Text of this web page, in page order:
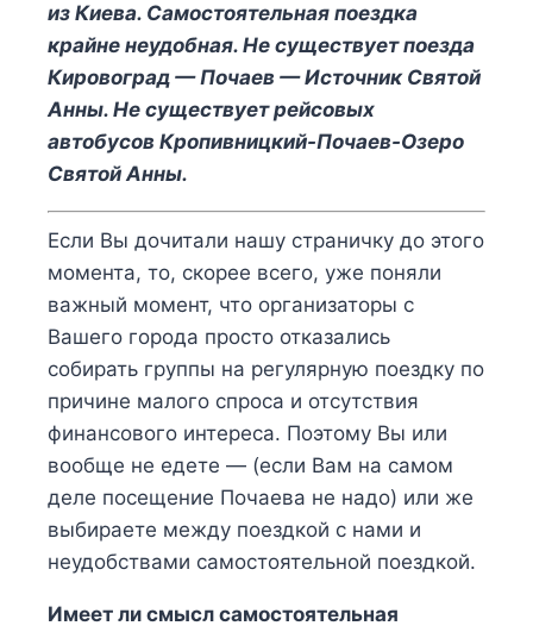
из Киева. Самостоятельная поездка
крайне неудобная. Не существует поезда
Кировоград — Почаев — Источник Святой
Анны. Не существует рейсовых
автобусов Кропивницкий-Почаев-Озеро
Святой Анны.
Если Вы дочитали нашу страничку до этого
момента, то, скорее всего, уже поняли
важный момент, что организаторы с
Вашего города просто отказались
собирать группы на регулярную поездку по
причине малого спроса и отсутствия
финансового интереса. Поэтому Вы или
вообще не едете — (если Вам на самом
деле посещение Почаева не надо) или же
выбираете между поездкой с нами и
неудобствами самостоятельной поездкой.
Имеет ли смысл самостоятельная